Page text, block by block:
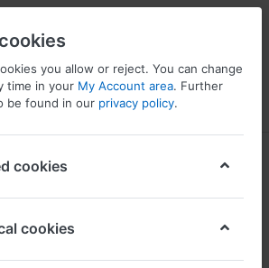
Compare Wishlist
sans ordonnance
you allow or reject. You can change
time in your My Account area. Further
be found in our privacy policy.
cookies
cookies